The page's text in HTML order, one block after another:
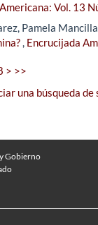
Vol. 13
Pamela
, Encrucijada
> >>
una búsqueda
Gobierno